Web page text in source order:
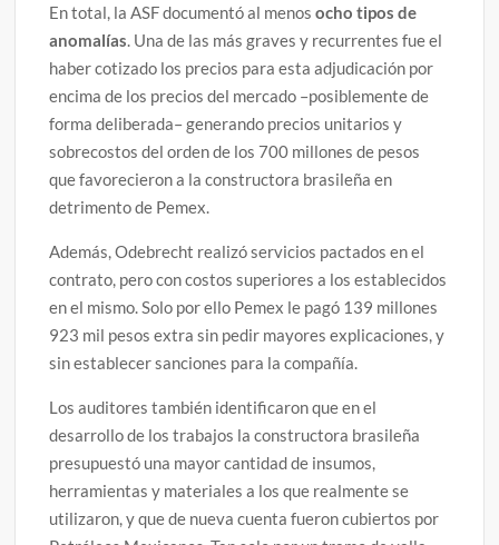
En total, la ASF documentó al menosocho tipos de
anomalías. Una de las más graves y recurrentes fue el
haber cotizado los precios para esta adjudicación por
encima de los precios del mercado –posiblemente de
forma deliberada– generando precios unitarios y
sobrecostos del orden de los 700 millones de pesos
que favorecieron a la constructora brasileña en
detrimento de Pemex.
Además, Odebrecht realizó servicios pactados en el
contrato, pero con costos superiores a los establecidos
en el mismo. Solo por ello Pemex le pagó 139 millones
923 mil pesos extra sin pedir mayores explicaciones, y
sin establecer sanciones para la compañía.
Los auditores también identificaron que en el
desarrollo de los trabajos la constructora brasileña
presupuestó una mayor cantidad de insumos,
herramientas y materiales a los que realmente se
utilizaron, y que de nueva cuenta fueron cubiertos por